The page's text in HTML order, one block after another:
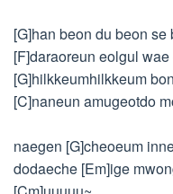
[G]han beon du beon
[F]daraoreun eolgul
[G]hilkkeumhilkkeum
[C]naneun amugeotdo
naegen [G]cheoeum
dodaeche [Em]ige